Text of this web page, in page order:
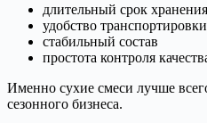
длительный срок хранения
удобство транспортировки
стабильный состав
простота контроля
Именно сухие смеси лучше
сезонного бизнеса.